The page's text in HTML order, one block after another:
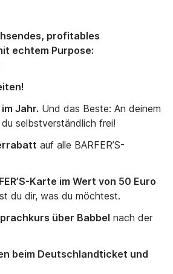
profitables
echtem Purpose:
Jahr. Und das Beste: An deinem
selbstverständlich frei!
auf alle BARFER’S-
Karte im Wert von 50 Euro
du dir, was du möchtest.
über Babbel nach der
beim Deutschlandticket und